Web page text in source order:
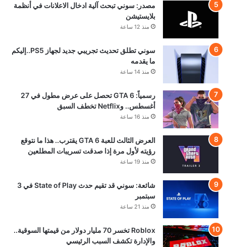
مصدر: سوني تبحث آلية ادخال الاعلانات في أنظمة
بلايستيشن
منذ 12 ساعة
سوني تطلق تحديث تجريبي جديد لجهاز PS5..إليكم
ما يقدمه
منذ 14 ساعة
رسمياً: GTA 6 تحصل على عرض مطول في 27
أغسطس.. وNetflix تخطف السبق
منذ 16 ساعة
العرض الثالث للعبة GTA 6 يقترب.. هذا ما نتوقع
رؤيته لأول مرة إذا صدقت تسريبات المطلعين
منذ 19 ساعة
شائعة: سوني قد تقيم حدث State of Play في 3
سبتمبر
منذ 21 ساعة
Roblox تخسر 70 مليار دولار من قيمتها السوقية..
والإدارة تكشف السبب الرئيسي